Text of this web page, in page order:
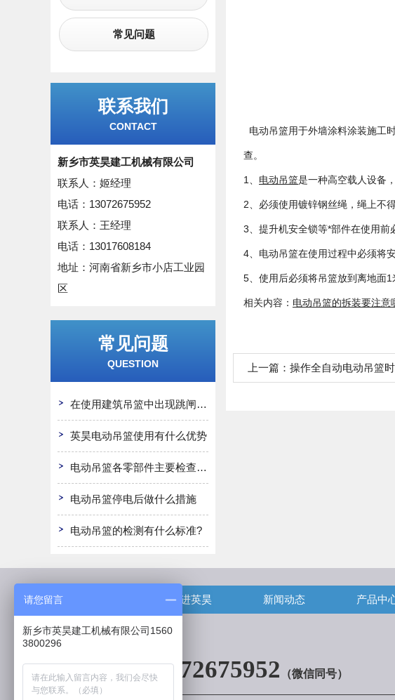
常见问题
联系我们
CONTACT
新乡市英昊建工机械有限公司
联系人：姬经理
电话：13072675952
联系人：王经理
电话：13017608184
地址：河南省新乡市小店工业园
区
常见问题
QUESTION
在使用建筑吊篮中出现跳闸怎么办
英昊电动吊篮使用有什么优势
电动吊篮各零部件主要检查哪些?
电动吊篮停电后做什么措施
电动吊篮的检测有什么标准?
电动吊篮用于外墙涂料涂装施工
查。
1、 电动吊篮是一种高空载人设备
2、必须使用镀锌钢丝绳，绳上不
3、提升机安全锁等*部件在使用前
4、电动吊篮在使用过程中必须将
5、使用后必须将吊篮放到离地面
相关内容： 电动吊篮的拆装要注意
上一篇： 操作全自动电动吊篮
走进英昊 新闻动态 产品中
13072675952 （微信同号）
请您留言
新乡市英昊建工机械有限公司1560
3800296